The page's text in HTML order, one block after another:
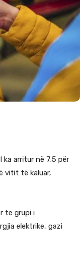
ka arritur në 7.5 për
vitit të kaluar,
te grupi i
elektrike, gazi